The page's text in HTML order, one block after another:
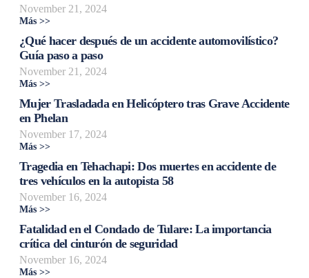
November 21, 2024
Más >>
¿Qué hacer después de un accidente automovilístico?
Guía paso a paso
November 21, 2024
Más >>
Mujer Trasladada en Helicóptero tras Grave Accidente
en Phelan
November 17, 2024
Más >>
Tragedia en Tehachapi: Dos muertes en accidente de
tres vehículos en la autopista 58
November 16, 2024
Más >>
Fatalidad en el Condado de Tulare: La importancia
crítica del cinturón de seguridad
November 16, 2024
Más >>